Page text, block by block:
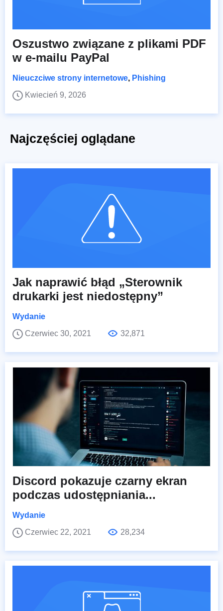
Oszustwo związane z plikami PDF
w e-mailu PayPal
Nieuczciwe strony internetowe, Phishing
Kwiecień 9, 2026
Najczęściej oglądane
Jak naprawić błąd „Sterownik
drukarki jest niedostępny”
Wydanie
Czerwiec 30, 2021
32,871
Discord pokazuje czarny ekran
podczas udostępniania...
Wydanie
Czerwiec 22, 2021
28,234